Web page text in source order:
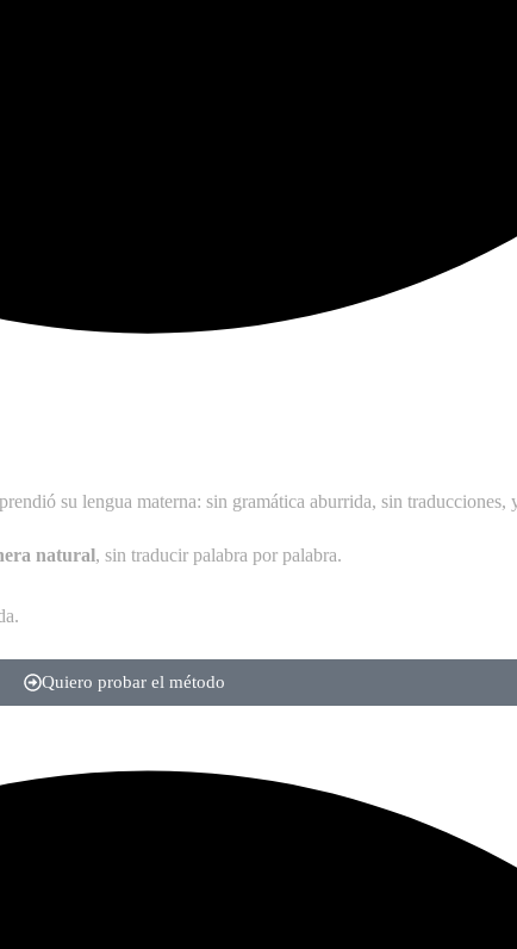
su lengua materna: sin gramática aburrida, sin traducciones,
natural, sin traducir palabra por palabra.
Quiero probar el método